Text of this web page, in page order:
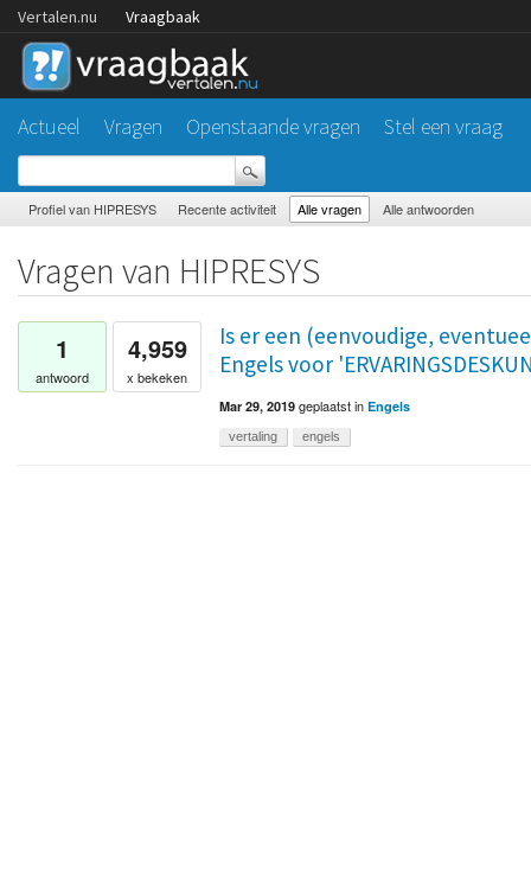
Vertalen.nu Vraagbaak
Actueel Vragen Openstaande vragen Stel een vraag
Profiel van HIPRESYS Recente activiteit Alle vragen Alle antwoorden
Vragen van HIPRESYS
1
antwoord
4,959
x bekeken
Is er een (eenvoudige,
Engels voor
Mar 29, 2019 geplaatstin Engels
vertaling engels